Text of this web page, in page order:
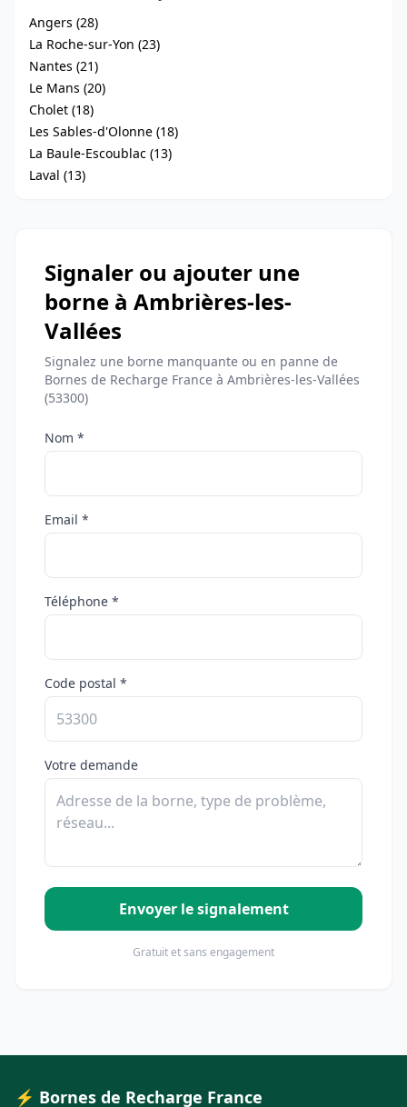
Angers (28)
La Roche-sur-Yon (23)
Nantes (21)
Le Mans (20)
Cholet (18)
Les Sables-d'Olonne (18)
La Baule-Escoublac (13)
Laval (13)
Signaler ou ajouter une
borne à Ambrières-les-
Vallées
Signalez une borne manquante ou en panne de
Bornes de Recharge France à Ambrières-les-Vallées
(53300)
Nom *
Email *
Téléphone *
Code postal *
Votre demande
Envoyer le signalement
Gratuit et sans engagement
⚡ Bornes de Recharge France